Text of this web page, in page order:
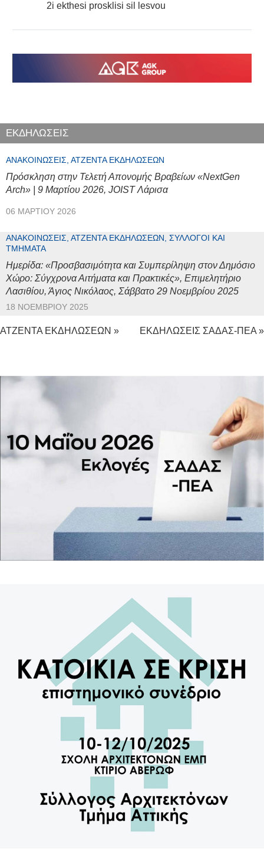
2i ekthesi prosklisi sil lesvou
ΕΚΔΗΛΩΣΕΙΣ
ΑΝΑΚΟΙΝΏΣΕΙΣ, ΑΤΖΈΝΤΑ ΕΚΔΗΛΏΣΕΩΝ
Πρόσκληση στην Τελετή Απονομής Βραβείων «NextGen
Arch» | 9 Μαρτίου 2026, JOIST Λάρισα
06 ΜΑΡΤΊΟΥ 2026
ΑΝΑΚΟΙΝΏΣΕΙΣ, ΑΤΖΈΝΤΑ ΕΚΔΗΛΏΣΕΩΝ, ΣΎΛΛΟΓΟΙ ΚΑΙ
ΤΜΉΜΑΤΑ
Ημερίδα: «Προσβασιμότητα και Συμπερίληψη στον Δημόσιο
Χώρο: Σύγχρονα Αιτήματα και Πρακτικές», Επιμελητήριο
Λασιθίου, Άγιος Νικόλαος, Σάββατο 29 Νοεμβρίου 2025
18 ΝΟΕΜΒΡΊΟΥ 2025
ΑΤΖΕΝΤΑ ΕΚΔΗΛΩΣΕΩΝ » ΕΚΔΗΛΩΣΕΙΣ ΣΑΔΑΣ-ΠΕΑ »